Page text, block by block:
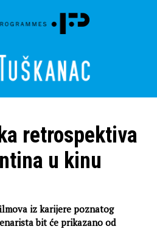
retrospektiva
u kinu
iz karijere poznatog
bit će prikazano od